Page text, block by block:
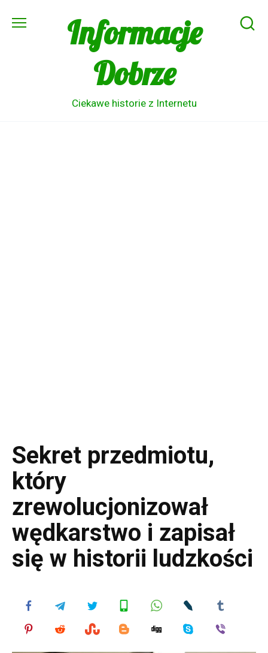
Informacje
Dobrze
Ciekawe historie z Internetu
Sekret przedmiotu,
który
zrewolucjonizował
wędkarstwo i zapisał
się w historii ludzkości